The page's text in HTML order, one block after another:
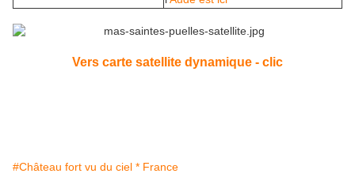
Vers carte satellite dynamique - clic
#Château fort vu du ciel * France